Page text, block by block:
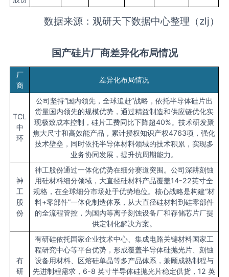
数据来源：观研天下数据中心整理（zlj）
国产硅片厂商差异化布局情况
厂
商
差异化布局情况
TCL
中
环
公司坚持“国内领先，全球追赶”战略，依托半导体硅片出
货量国内领先的规模优势，通过精益制造和供应链优化实
现极致成本控制，硅片工费同比下降超40%。技术研发聚
焦大尺寸和高效能产品，累计授权知识产权4763项，强化
技术壁垒，同时依托半导体材料领域的技术积累，实现多
业务协同发展，提升抗周期能力。
神
工
股
份
神工股份通过一体化优势在细分赛道突围。公司深耕刻蚀
用硅材料细分领域，大直径硅材料产品覆盖14-22英寸全
规格，在全球细分市场处于优势地位。核心战略是构建“材
料+零部件”一体化制造体系，从大直径硅材料到硅零部件
的全流程管控，为国内等离子刻蚀设备厂和存储芯片厂提
供定制化解决方案。
有
研
有研硅依托国家企业技术中心、集成电路关键材料国家工
程研究中心等平台优势，形成覆盖半导体硅抛光片、刻蚀
设备用材料、区熔硅单晶等多产品体系，兼顾成熟制程与
先进制程需求，6-8 英寸半导体硅抛光片稳定供货，12 英